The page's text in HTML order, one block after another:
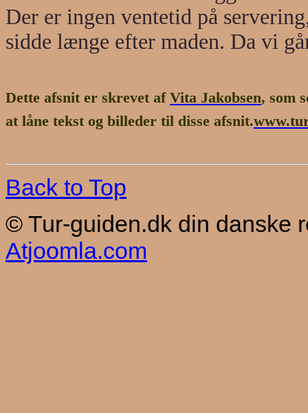
Der er ingen ventetid på
sidde længe efter maden. Da vi
Dette afsnit er skrevet af Vita Jakobsen, som
at låne tekst og billeder til disse afsnit.
Back to Top
© Tur-guiden.dk din danske
Atjoomla.com